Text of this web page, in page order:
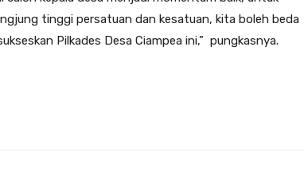
tinggi persatuan dan kesatuan, kita boleh beda
Pilkades Desa Ciampea ini,” pungkasnya.